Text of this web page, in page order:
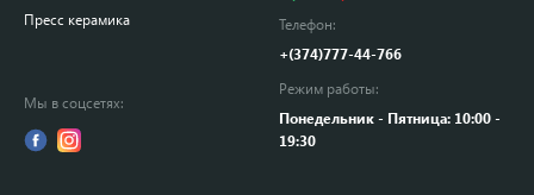
Пресс керамика
Мы в соцсетях:
Телефон:
+(374)777-44-766
Режим работы:
Понедельник - Пятница: 10:00 -
19:30